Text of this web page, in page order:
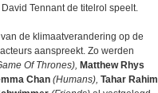
Tennant de titelrol speelt.
de klimaatverandering op de
aanspreekt. Zo werden
Of Thrones), Matthew Rhys
Chan (Humans), Tahar Rahim